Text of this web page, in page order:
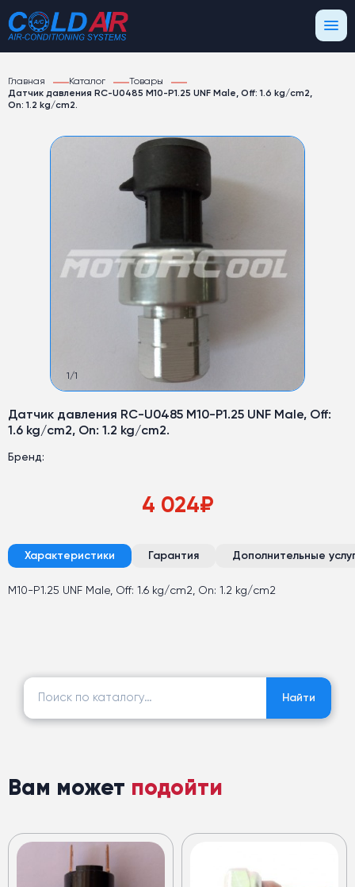
Главная Каталог
Товары
Датчик давления RC-U0485 M10-P1.25 UNF Male, Off: 1.6 kg/cm2,
On: 1.2 kg/cm2.
1 /1
Датчик давления RC-U0485 M10-P1.25 UNF Male, Off:
1.6 kg/cm2, On: 1.2 kg/cm2.
Бренд:
4 024₽
Характеристики Гарантия Дополнительные
M10-P1.25 UNF Male, Off: 1.6 kg/cm2, On: 1.2 kg/cm2
Найти:
Найти
Вам может подойти